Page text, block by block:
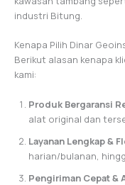
industri Bitung.
Kenapa Pilih Dinar
Berikut alasan kenapa
kami:
Produk Bergaransi
alat original dan
Layanan Lengkap &
harian/bulanan,
Pengiriman Cepat &